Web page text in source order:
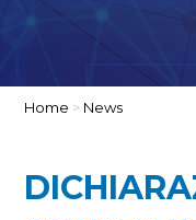
Home > News